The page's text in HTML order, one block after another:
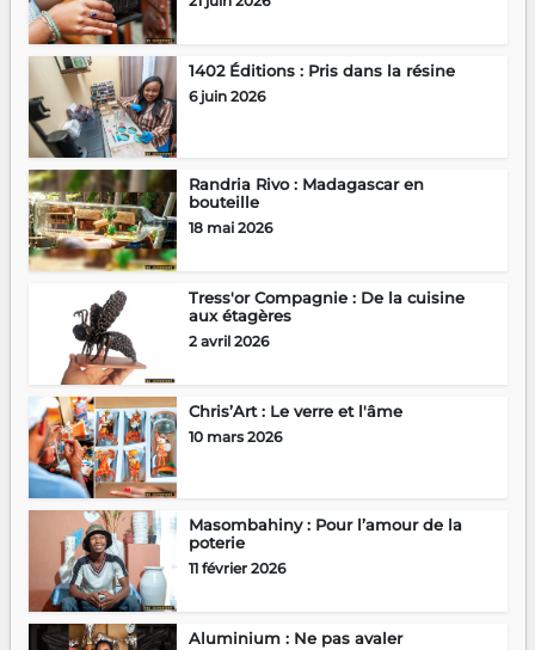
1402 Éditions : Pris dans la résine
6 juin 2026
Randria Rivo : Madagascar en
bouteille
18 mai 2026
Tress'or Compagnie : De la cuisine
aux étagères
2 avril 2026
Chris’Art : Le verre et l'âme
10 mars 2026
Masombahiny : Pour l’amour de la
poterie
11 février 2026
Aluminium : Ne pas avaler